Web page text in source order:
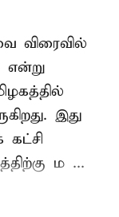
விரைவில்
என்று
இது
ம ...